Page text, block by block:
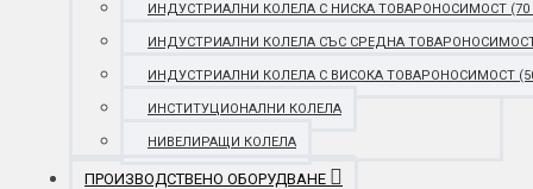
ИНДУСТРИАЛНИ КОЛЕЛА С НИСКА ТОВАРОНОСИМОСТ (70 -
ИНДУСТРИАЛНИ КОЛЕЛА СЪС СРЕДНА ТОВАРОНОСИМОСТ
ИНДУСТРИАЛНИ КОЛЕЛА С ВИСОКА ТОВАРОНОСИМОСТ
ИНСТИТУЦИОНАЛНИ КОЛЕЛА
НИВЕЛИРАЩИ КОЛЕЛА
ПРОИЗВОДСТВЕНО ОБОРУДВАНЕ